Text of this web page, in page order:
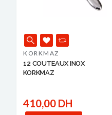
KORKMAZ
12 COUTEAUX INOX
KORKMAZ
410,00 DH